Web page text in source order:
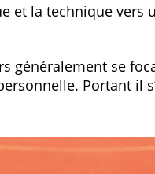
et la technique vers
généralement se
Portant il